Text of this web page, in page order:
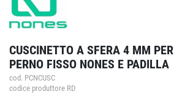
CUSCINETTO A SFERA 4 MM PER
PERNO FISSO NONES E PADILLA
cod. PCNCUSC
codice produttore RD